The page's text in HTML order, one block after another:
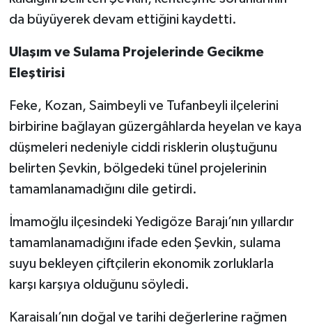
da büyüyerek devam ettiğini kaydetti.
Ulaşım ve Sulama Projelerinde Gecikme
Eleştirisi
Feke, Kozan, Saimbeyli ve Tufanbeyli ilçelerini
birbirine bağlayan güzergâhlarda heyelan ve kaya
düşmeleri nedeniyle ciddi risklerin oluştuğunu
belirten Şevkin, bölgedeki tünel projelerinin
tamamlanamadığını dile getirdi.
İmamoğlu ilçesindeki Yedigöze Barajı’nın yıllardır
tamamlanamadığını ifade eden Şevkin, sulama
suyu bekleyen çiftçilerin ekonomik zorluklarla
karşı karşıya olduğunu söyledi.
Karaisalı’nın doğal ve tarihi değerlerine rağmen